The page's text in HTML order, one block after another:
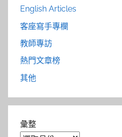
English Articles
客座寫手專欄
教師專訪
熱門文章榜
其他
彙整